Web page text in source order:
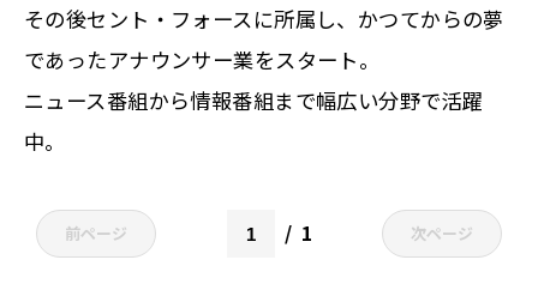
その後セント・フォースに所属し、かつてからの夢
であったアナウンサー業をスタート。
ニュース番組から情報番組まで幅広い分野で活躍
中。
前ページ 1 次ページ